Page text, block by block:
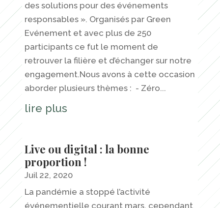
des solutions pour des événements
responsables ». Organisés par Green
Evénement et avec plus de 250
participants ce fut le moment de
retrouver la filière et d’échanger sur notre
engagement.Nous avons à cette occasion
aborder plusieurs thèmes : - Zéro...
lire plus
Live ou digital : la bonne
proportion !
Juil 22, 2020
La pandémie a stoppé l’activité
événementielle courant mars, cependant